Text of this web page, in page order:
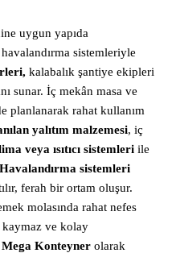
uygun yapıda
sistemleriyle
kalabalık şantiye ekipleri
sunar. İç mekân masa ve
planlanarak rahat kullanım
yalıtım malzemesi, iç
veya ısıtıcı sistemleri ile
Havalandırma sistemleri
ferah bir ortam oluşur.
molasında rahat nefes
kaymaz ve kolay
Mega Konteyner olarak